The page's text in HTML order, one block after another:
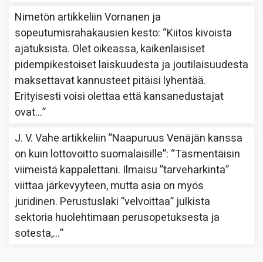
Nimetön artikkeliinVornanen ja
sopeutumisrahakausien kesto: “Kiitos kivoista
ajatuksista. Olet oikeassa, kaikenlaisiset
pidempikestoiset laiskuudesta ja joutilaisuudesta
maksettavat kannusteet pitäisi lyhentää.
Erityisesti voisi olettaa että kansanedustajat
ovat…”
J. V. Vahe artikkeliin”Naapuruus Venäjän kanssa
on kuin lottovoitto suomalaisille”: “Täsmentäisin
viimeistä kappalettani. Ilmaisu ”tarveharkinta”
viittaa järkevyyteen, mutta asia on myös
juridinen. Perustuslaki ”velvoittaa” julkista
sektoria huolehtimaan perusopetuksesta ja
sotesta,…”